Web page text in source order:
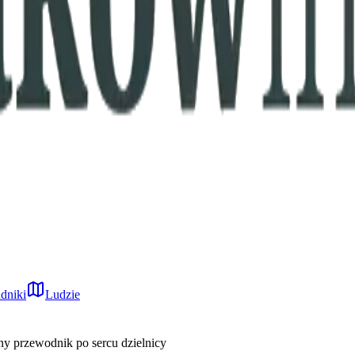
Ludzie
przewodnik po sercu dzielnicy